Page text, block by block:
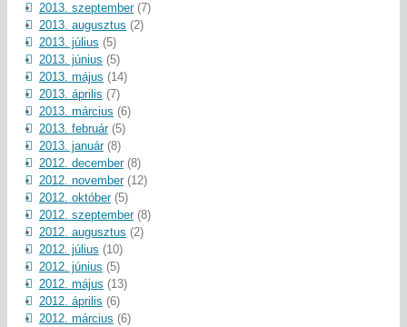
2013. szeptember(7)
2013. augusztus (2)
2013. július (5)
2013. június (5)
2013. május (14)
2013. április (7)
2013. március (6)
2013. február(5)
2013. január(8)
2012. december(8)
2012. november(12)
2012. október(5)
2012. szeptember(8)
2012. augusztus (2)
2012. július (10)
2012. június (5)
2012. május (13)
2012. április (6)
2012. március (6)